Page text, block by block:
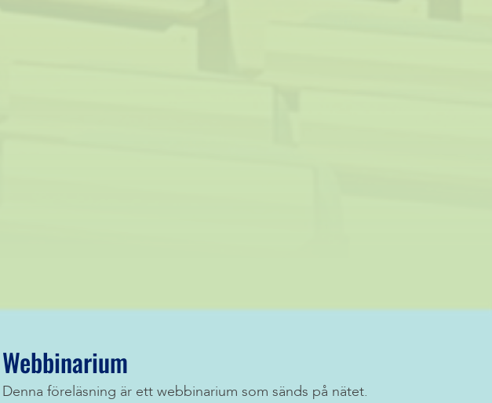
Webbinarium
Denna föreläsning är ett webbinarium som sänds på nätet.